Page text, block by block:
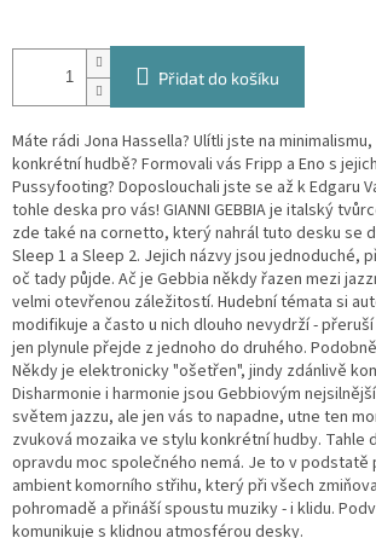
Přidat do košíku
Máte rádi Jona Hassella? Ulítli jste na
konkrétní hudbě? Formovali vás Fripp a Eno s
Pussyfooting? Doposlouchali jste se až k Edgaru
tohle deska pro vás! GIANNI GEBBIA je italský
zde také na cornetto, který nahrál tuto desku se
Sleep 1 a Sleep 2. Jejich názvy jsou jednoduché,
oč tady půjde. Ač je Gebbia někdy řazen mezi
velmi otevřenou záležitostí. Hudební témata si
modifikuje a často u nich dlouho nevydrží -
jen plynule přejde z jednoho do druhého.
Někdy je elektronicky "ošetřen", jindy zdánlivě
Disharmonie i harmonie jsou Gebbiovým
světem jazzu, ale jen vás to napadne, utne ten
zvuková mozaika ve stylu konkrétní hudby. Tahle
opravdu moc společného nemá. Je to v
ambient komorního střihu, který při všech
pohromadě a přináší spoustu muziky - i klidu.
komunikuje s klidnou atmosférou desky.